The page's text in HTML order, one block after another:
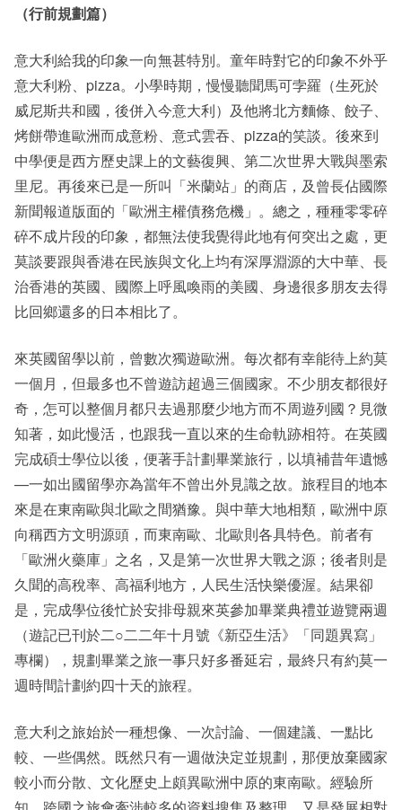
（行前規劃篇）
意大利給我的印象一向無甚特別。童年時對它的印象不外乎
意大利粉、pizza。小學時期，慢慢聽聞馬可孛羅（生死於
威尼斯共和國，後併入今意大利）及他將北方麵條、餃子、
烤餅帶進歐洲而成意粉、意式雲吞、pizza的笑談。後來到
中學便是西方歷史課上的文藝復興、第二次世界大戰與墨索
里尼。再後來已是一所叫「米蘭站」的商店，及曾長佔國際
新聞報道版面的「歐洲主權債務危機」。總之，種種零零碎
碎不成片段的印象，都無法使我覺得此地有何突出之處，更
莫談要跟與香港在民族與文化上均有深厚淵源的大中華、長
治香港的英國、國際上呼風喚雨的美國、身邊很多朋友去得
比回鄉還多的日本相比了。
來英國留學以前，曾數次獨遊歐洲。每次都有幸能待上約莫
一個月，但最多也不曾遊訪超過三個國家。不少朋友都很好
奇，怎可以整個月都只去過那麼少地方而不周遊列國？見微
知著，如此慢活，也跟我一直以來的生命軌跡相符。在英國
完成碩士學位以後，便著手計劃畢業旅行，以填補昔年遺憾
—一如出國留學亦為當年不曾出外見識之故。旅程目的地本
來是在東南歐與北歐之間猶豫。與中華大地相類，歐洲中原
向稱西方文明源頭，而東南歐、北歐則各具特色。前者有
「歐洲火藥庫」之名，又是第一次世界大戰之源；後者則是
久聞的高稅率、高福利地方，人民生活快樂優渥。結果卻
是，完成學位後忙於安排母親來英參加畢業典禮並遊覽兩週
（遊記已刊於二○二二年十月號《新亞生活》「同題異寫」
專欄），規劃畢業之旅一事只好多番延宕，最終只有約莫一
週時間計劃約四十天的旅程。
意大利之旅始於一種想像、一次討論、一個建議、一點比
較、一些偶然。既然只有一週做決定並規劃，那便放棄國家
較小而分散、文化歷史上頗異歐洲中原的東南歐。經驗所